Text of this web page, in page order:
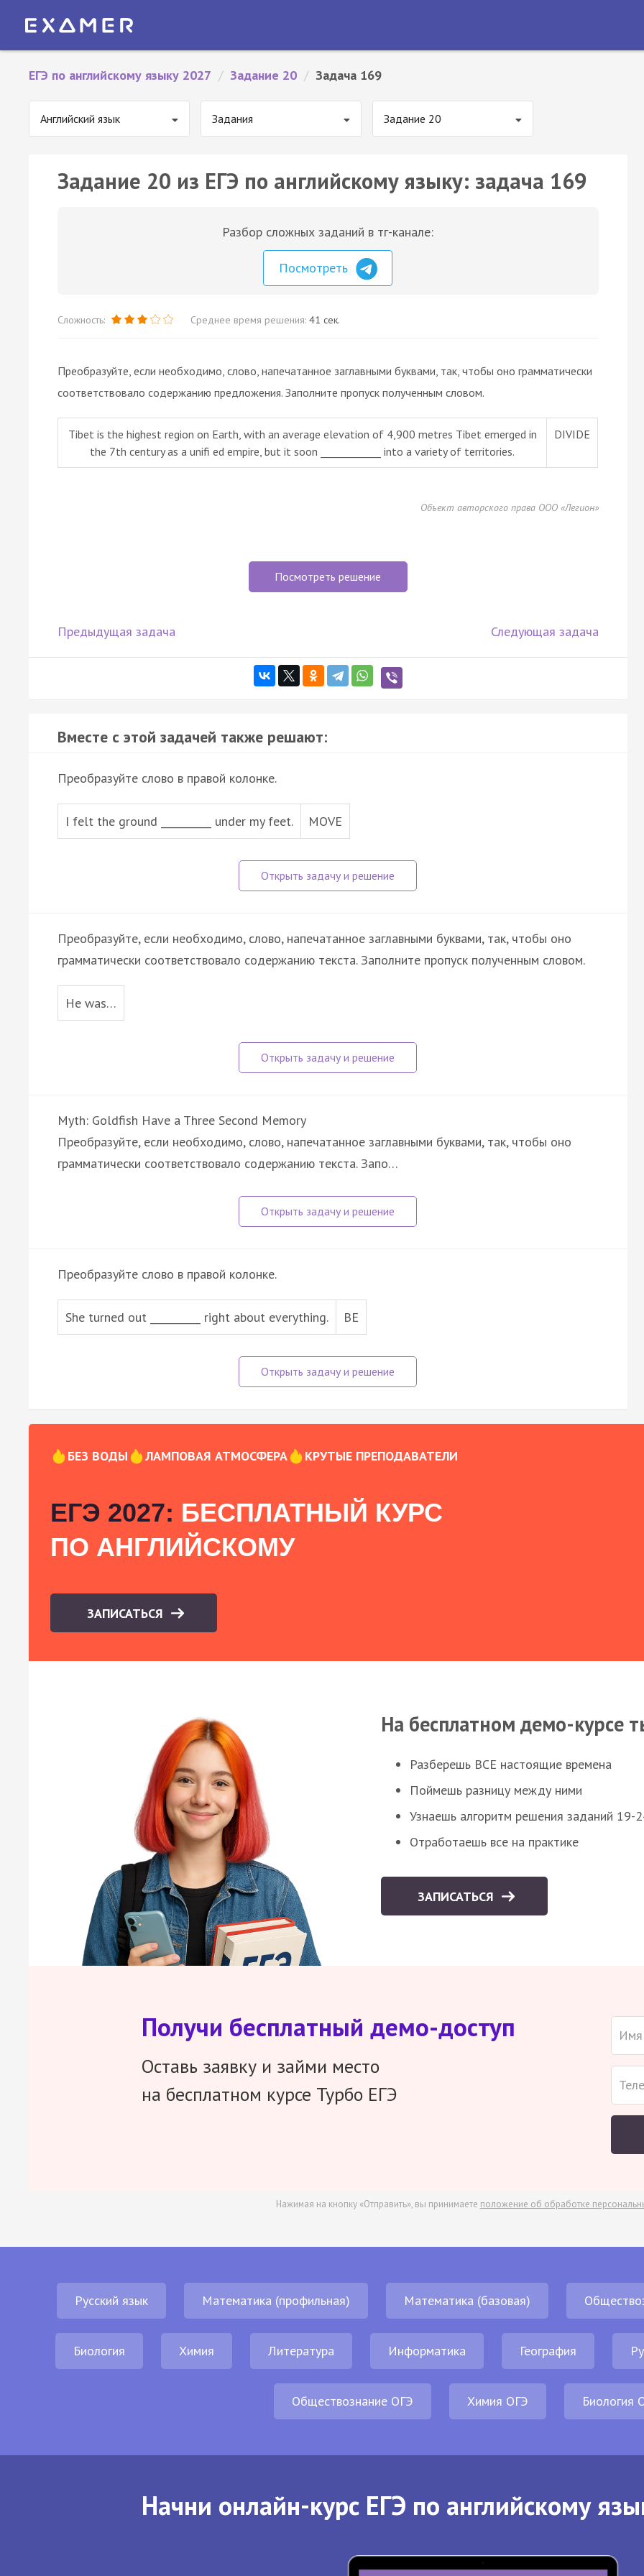
ЕГЭ по английскому языку 2027 / Задание 20 / Задача 169
Английский язык Задания Задание 20
Задание 20 из ЕГЭ по английскому языку: задача 169
Разбор сложных заданий в тг-канале:
Посмотреть
Сложность: Среднее время решения: 41 сек.
Преобразуйте, если необходимо, слово, напечатанное заглавными буквами, так, чтобы оно грамматически
соответствовало содержанию предложения. Заполните пропуск полученным словом.
Tibet is the highest region on Earth, with an average elevation of 4,900 metres Tibet emerged in
the 7th century as a unifi ed empire, but it soon ____________ into a variety of territories.
DIVIDE
Объект авторского права ООО «Легион»
Посмотреть решение
Предыдущая задача Следующая задача
Вместе с этой задачей также решают:
Преобразуйте слово в правой колонке.
I felt the ground __________ under my feet. MOVE
Преобразуйте, если необходимо, слово, напечатанное заглавными буквами, так, чтобы оно
грамматически соответствовало содержанию текста. Заполните пропуск полученным словом.
He was…
Myth: Goldfish Have a Three Second Memory
Преобразуйте, если необходимо, слово, напечатанное заглавными буквами, так, чтобы оно
грамматически соответствовало содержанию текста. Запо…
Преобразуйте слово в правой колонке.
She turned out __________ right about everything. BE
БЕЗ ВОДЫ ЛАМПОВАЯ АТМОСФЕРА КРУТЫЕ ПРЕПОДАВАТЕЛИ
ЕГЭ 2027: БЕСПЛАТНЫЙ КУРС
ПО АНГЛИЙСКОМУ
ЗАПИСАТЬСЯ
На бесплатном демо-курсе
Разберешь ВСЕ настоящие времена
Поймешь разницу между ними
Узнаешь алгоритм решения заданий 19-
Отработаешь все на практике
ЗАПИСАТЬСЯ
Получи бесплатный демо-доступ
Оставь заявку и займи место
на бесплатном курсе Турбо ЕГЭ
Нажимая на кнопку «Отправить», вы принимаете положение об обработке
Русский язык Математика (профильная) Математика (базовая)
Биология Химия Литература Информатика География
Обществознание ОГЭ Химия ОГЭ Биология
Начни онлайн-курс ЕГЭ по английскому